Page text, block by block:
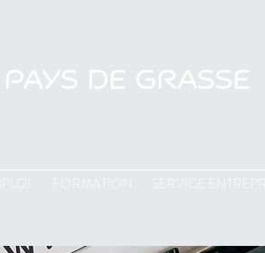
DE GRASSE
FORMATION SERVICE